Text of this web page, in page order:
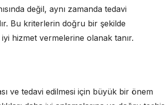
değil, aynı zamanda tedavi
Bu kriterlerin doğru bir şekilde
hizmet vermelerine olanak tanır.
ve tedavi edilmesi için büyük bir önem